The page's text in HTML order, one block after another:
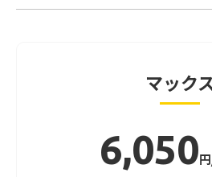
マック
6,050